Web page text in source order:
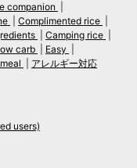
companion
Complimented rice
Camping rice
carb
Easy
アレルギー対応
users)